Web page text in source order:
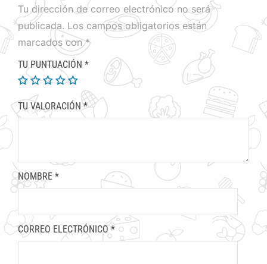
Tu dirección de correo electrónico no será
publicada. Los campos obligatorios están
marcados con*
TU PUNTUACIÓN *
TU VALORACIÓN*
NOMBRE *
CORREO ELECTRÓNICO*